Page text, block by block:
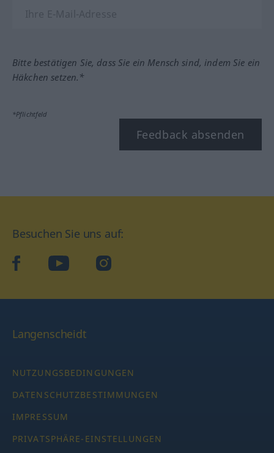
Bitte bestätigen Sie, dass Sie ein Mensch sind, indem Sie ein
Häkchen setzen.*
*Pflichtfeld
Feedback absenden
Besuchen Sie uns auf:
facebookYouTube Instagram
Langenscheidt
NUTZUNGSBEDINGUNGEN
DATENSCHUTZBESTIMMUNGEN
IMPRESSUM
PRIVATSPHÄRE-EINSTELLUNGEN